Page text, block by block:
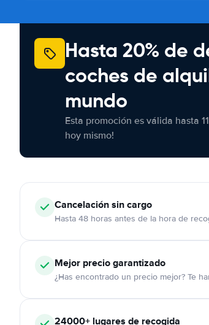
Hasta 20% de
coches de
mundo
Esta promoción es válida hasta
hoy mismo!
Cancelaciónsin cargo
Hasta 48 horas antes de la hora de
Mejor precio garantizado
¿Has encontrado un precio mejor? Te
24000+ lugares de recogida